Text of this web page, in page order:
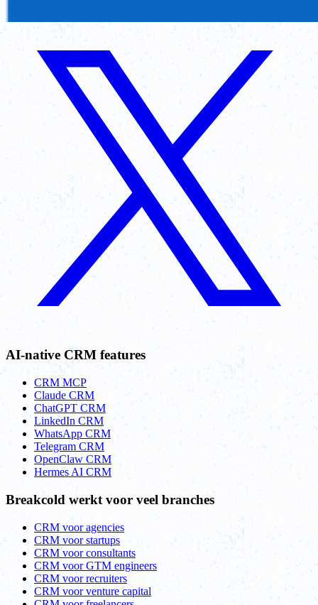
AI-native CRM features
CRM MCP
Claude CRM
ChatGPT CRM
LinkedIn CRM
WhatsApp CRM
Telegram CRM
OpenClaw CRM
Hermes AI CRM
Breakcold werkt voor veel branches
CRM voor agencies
CRM voor startups
CRM voor consultants
CRM voor GTM engineers
CRM voor recruiters
CRM voor venture capital